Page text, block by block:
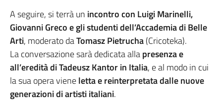
A seguire, si terrà un incontro con Luigi Marinelli,
Giovanni Greco e gli studenti dell’Accademia di Belle
Arti, moderato daTomasz Pietrucha(Cricoteka).
La conversazione sarà dedicata allapresenza e
all’eredità di Tadeusz Kantor in Italia, e al modo in cui
la sua opera vieneletta e reinterpretata dalle nuove
generazioni di artisti italiani.